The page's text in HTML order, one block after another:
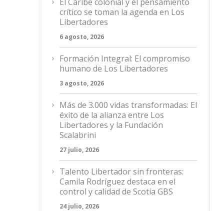
crítico se toman la agenda en Los
Libertadores
6 agosto, 2026
Formación Integral: El compromiso
humano de Los Libertadores
3 agosto, 2026
Más de 3.000 vidas transformadas: El
éxito de la alianza entre Los
Libertadores y la Fundación
Scalabrini
27 julio, 2026
Talento Libertador sin fronteras:
Camila Rodríguez destaca en el
control y calidad de Scotia GBS
24 julio, 2026